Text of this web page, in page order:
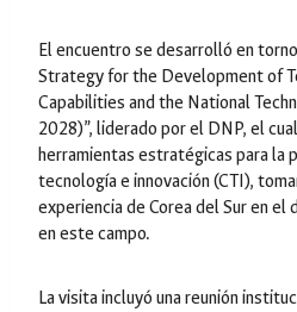
El encuentro se desarrolló en
Strategy for the Development of
Capabilities and the National
2028)”, liderado por el DNP, el
herramientas estratégicas para la
tecnología e innovación (CTI),
experiencia de Corea del Sur en
en este campo.
La visita incluyó una reunión